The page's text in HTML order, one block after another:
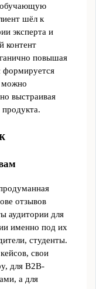
обучающую
шёл к
эксперта и
контент
повышая
формируется
можно
выстраивая
отзывов
аудитории для
именно под их
студенты.
свои
для B2B-
а для